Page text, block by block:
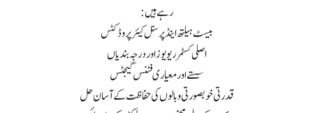
رہے ہیں:
بیسٹ ہیلتھ اینڈ پرسنل کیئر پروڈکٹس
اصلی کسٹمر ریویوز اور درجہ بندیاں
سستے اور معیاری فٹنس گیجٹس
قدرتی خوبصورتی و بالوں کی حفاظت کے آسان حل